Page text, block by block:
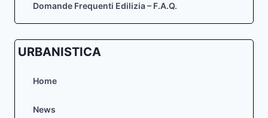
Domande Frequenti Edilizia – F.A.Q.
URBANISTICA
Home
News